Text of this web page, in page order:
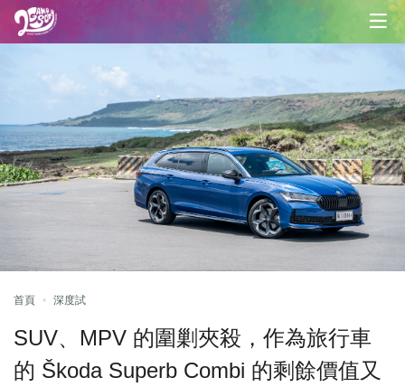
首頁 深度試
SUV、MPV 的圍剿夾殺，作為旅行車
的 Škoda Superb Combi 的剩餘價值又